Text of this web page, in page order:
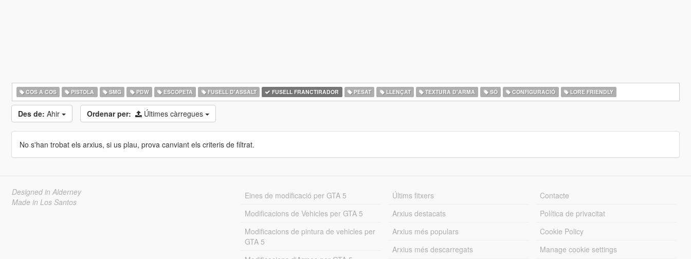
COS A COS PISTOLA SMG PDW ESCOPETA FUSELL D'ASSALT FUSELL FRANCTIRADOR PESAT LLENÇAT TEXTURA D'ARMA SÓ CONFIGURACIÓ LORE FRIENDLY
Des de: Ahir Ordenar per: Últimes càrregues
No s'han trobat els arxius, si us plau, prova canviant els criteris de filtrat.
Designed in Alderney
Made in Los Santos
Eines de modificació per GTA 5
Modificacions de Vehicles per GTA 5
Modificacions de pintura de vehicles per
GTA 5
Últims fitxers
Arxius destacats
Arxius més populars
Arxius més descarregats
Contacte
Política de privacitat
Cookie Policy
Manage cookie settings